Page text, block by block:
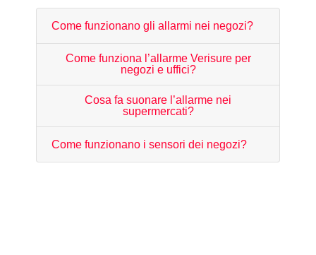
Come funzionano gli allarmi nei negozi?
Come funziona l’allarme Verisure per
negozi e uffici?
Cosa fa suonare l’allarme nei
supermercati?
Come funzionano i sensori dei negozi?